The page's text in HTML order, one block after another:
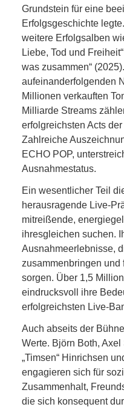
Grundstein für eine
Erfolgsgeschichte
weitere Erfolgsalben
Liebe, Tod und
was zusammen“
aufeinanderfolgenden
Millionen verkauften
Milliarde Streams
erfolgreichsten Acts
Zahlreiche
ECHO POP,
Ausnahmestatus.
Ein wesentlicher Teil
herausragende Live-
mitreißende,
ihresgleichen suchen.
Ausnahmeerlebnisse,
zusammenbringen
sorgen. Über 1,5
eindrucksvoll ihre
erfolgreichsten Live-
Auch abseits der
Werte. Björn Both,
„Timsen“ Hinrichsen
engagieren sich für
Zusammenhalt,
die sich konsequent